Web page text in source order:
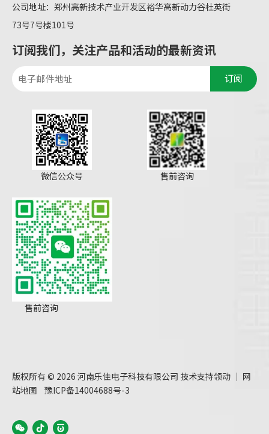
公司地址：郑州高新技术产业开发区裕华高新动力谷杜英街
73号7号楼101号
订阅我们，关注产品和活动的最新资讯
订阅
微信公众号 售前咨询
售前咨询
版权所有 © 2026 河南乐佳电子科技有限公司 技术支持领动 ｜ 网
站地图
豫ICP备14004688号-3